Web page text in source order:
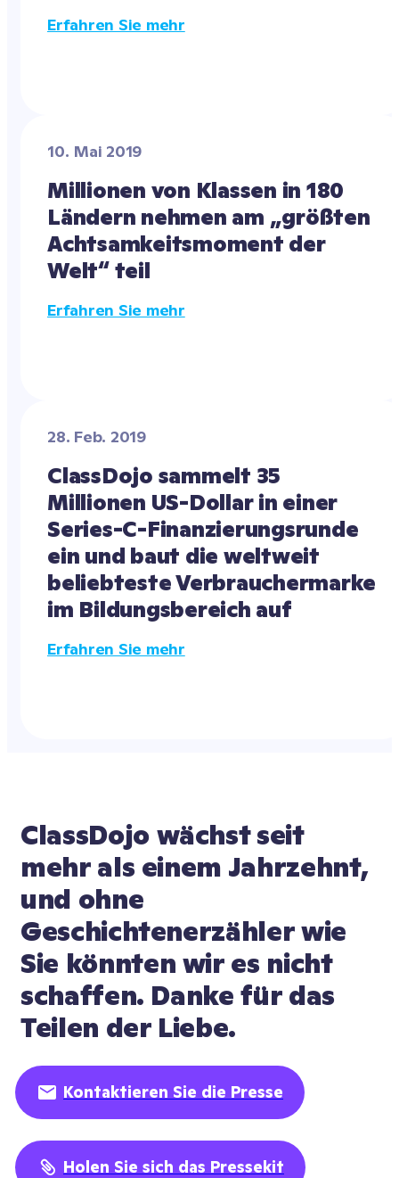
Erfahren Sie mehr
10. Mai 2019
Millionen von Klassen in 180
Ländern nehmen am „größten
Achtsamkeitsmoment der
Welt“ teil
Erfahren Sie mehr
28. Feb. 2019
ClassDojo sammelt 35
Millionen US-Dollar in einer
Series-C-Finanzierungsrunde
ein und baut die weltweit
beliebteste Verbrauchermarke
im Bildungsbereich auf
Erfahren Sie mehr
ClassDojo wächst seit
mehr als einem Jahrzehnt,
und ohne
Geschichtenerzähler wie
Sie könnten wir es nicht
schaffen. Danke für das
Teilen der Liebe.
Kontaktieren Sie die Presse
Holen Sie sich das Pressekit